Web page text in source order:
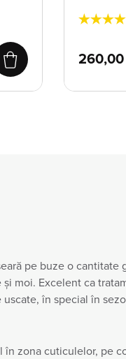
260,00
pe buze o cantitate
moi. Excelent ca
în special în
în zona cuticulelor, pe